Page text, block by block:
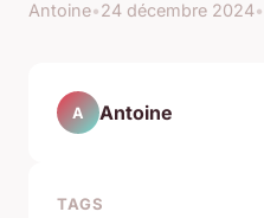
Antoine•24 décembre 2024•
A Antoine
TAGS